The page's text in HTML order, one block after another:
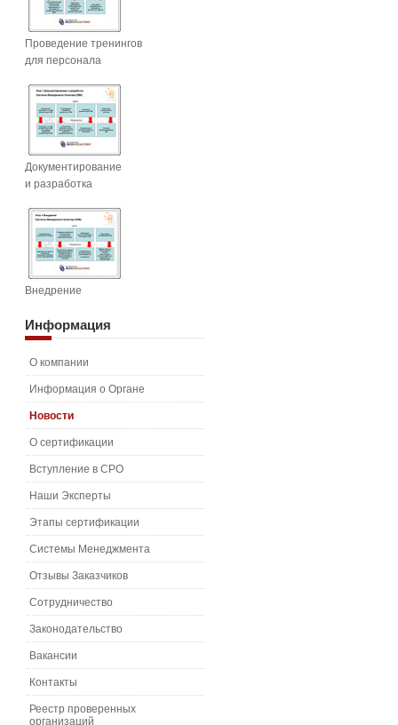
Проведение тренингов
для персонала
Документирование
и разработка
Внедрение
Информация
О компании
Информация о Органе
Новости
О сертификации
Вступление в СРО
Наши Эксперты
Этапы сертификации
Системы Менеджмента
Отзывы Заказчиков
Сотрудничество
Законодательство
Вакансии
Контакты
Реестр проверенных
организаций